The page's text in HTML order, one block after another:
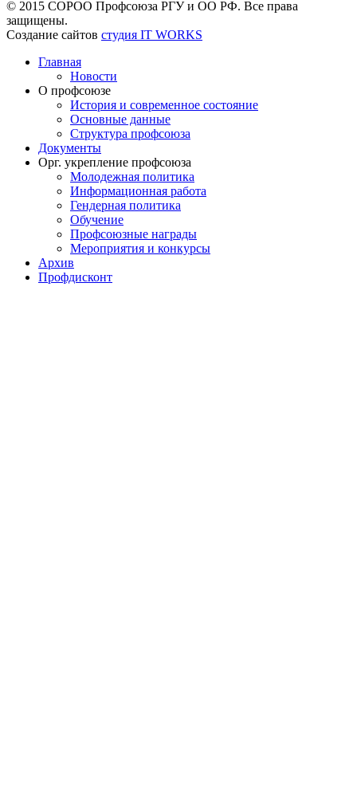
© 2015 СОРОО Профсоюза РГУ и ОО РФ. Все права
защищены.
Создание сайтов студия IT WORKS
Главная
Новости
О профсоюзе
История и современное состояние
Основные данные
Структура профсоюза
Документы
Орг. укрепление профсоюза
Молодежная политика
Информационная работа
Гендерная политика
Обучение
Профсоюзные награды
Мероприятия и конкурсы
Архив
Профдисконт